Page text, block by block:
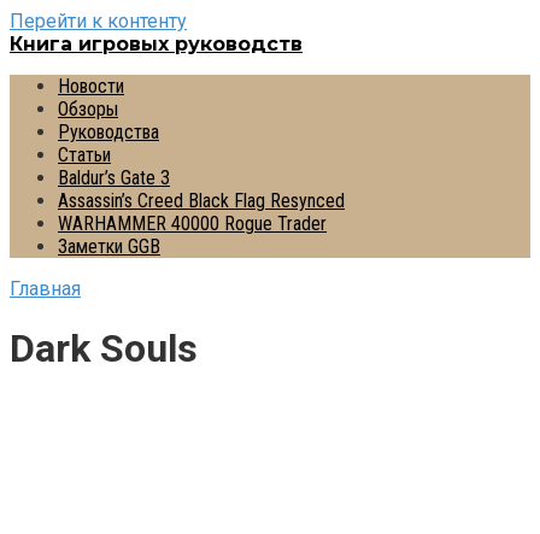
Перейти к контенту
Книга игровых руководств
Новости
Обзоры
Руководства
Статьи
Baldur’s Gate 3
Assassin’s Creed Black Flag Resynced
WARHAMMER 40000 Rogue Trader
Заметки GGB
Главная
Dark Souls